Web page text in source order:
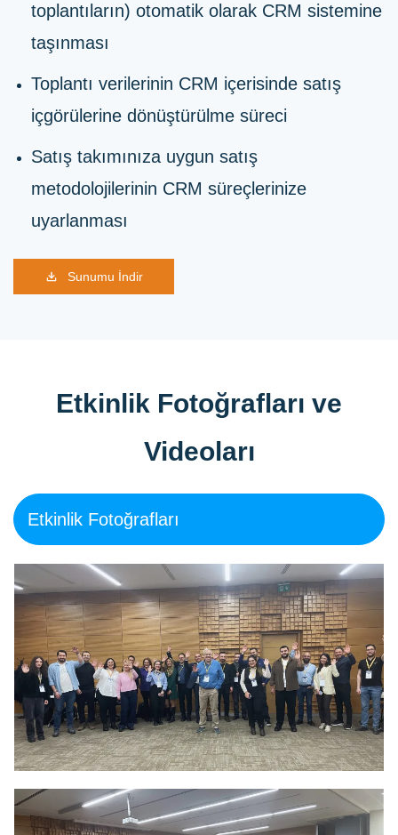
toplantıların) otomatik olarak CRM sistemine
taşınması
Toplantı verilerinin CRM içerisinde satış
içgörülerine dönüştürülme süreci
Satış takımınıza uygun satış
metodolojilerinin CRM süreçlerinize
uyarlanması
Sunumu İndir
Etkinlik Fotoğrafları ve
Videoları
Etkinlik Fotoğrafları